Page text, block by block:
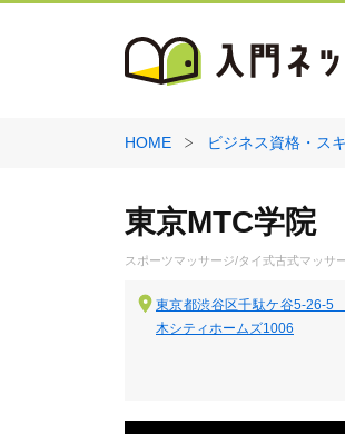
HOME ビジネス資格・ス
東京MTC学院
スポーツマッサージ/タイ式古式マッサ
東京都渋谷区千駄ケ谷5-26-5
木シティホームズ1006